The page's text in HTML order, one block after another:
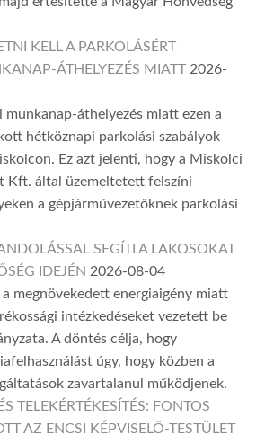
KELL A PARKOLÁSÉRT
ÁTHELYEZÉS MIATT 2026-
áthelyezés miatt ezen a
hétköznapi parkolási szabályok
Ez azt jelenti, hogy a Miskolci
Kft. által üzemeltetett felszíni
a gépjárművezetőknek parkolási
SEGÍTI A LAKOSOKAT
IDEJÉN 2026-08-04
megnövekedett energiaigény miatt
intézkedéseket vezetett be
A döntés célja, hogy
úgy, hogy közben a
zavartalanul működjenek.
TELEKÉRTÉKESÍTÉS: FONTOS
AZ ENCSI KÉPVISELŐ-TESTÜLET